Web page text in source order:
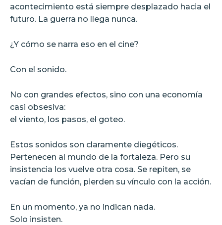
acontecimiento está siempre desplazado hacia el
futuro. La guerra no llega nunca.
¿Y cómo se narra eso en el cine?
Con el sonido.
No con grandes efectos, sino con una economía
casi obsesiva:
el viento, los pasos, el goteo.
Estos sonidos son claramente diegéticos.
Pertenecen al mundo de la fortaleza. Pero su
insistencia los vuelve otra cosa. Se repiten, se
vacían de función, pierden su vínculo con la acción.
En un momento, ya no indican nada.
Solo insisten.